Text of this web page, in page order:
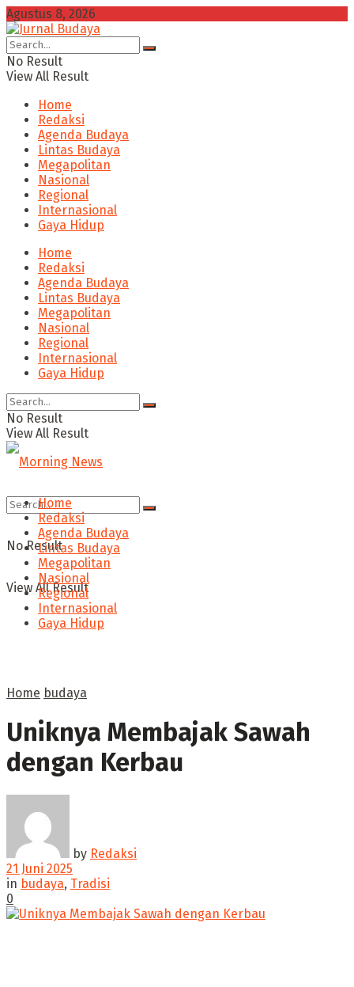
Agustus 8, 2026
No Result
View All Result
Home
Redaksi
Agenda Budaya
Lintas Budaya
Megapolitan
Nasional
Regional
Internasional
Gaya Hidup
Home
Redaksi
Agenda Budaya
Lintas Budaya
Megapolitan
Nasional
Regional
Internasional
Gaya Hidup
No Result
View All Result
No Result
View All Result
Home
Redaksi
Agenda Budaya
Lintas Budaya
Megapolitan
Nasional
Regional
Internasional
Gaya Hidup
Home budaya
Uniknya Membajak Sawah
dengan Kerbau
by Redaksi
21 Juni 2025
in budaya, Tradisi
0